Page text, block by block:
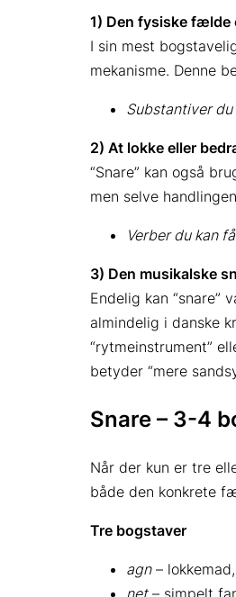
1) Den fysiske fælde
I sin mest
mekanisme. Denne
Substantiver
2) At lokke eller
“Snare” kan også
men selve
Verber du kan
3) Den musikalske
Endelig kan
almindelig i danske
“rytmeinstrument”
betyder “mere
Snare – 3-4
Når der kun er tre
både den konkrete
Tre bogstaver
agn–
net– simpelt